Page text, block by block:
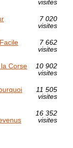
visites
7 020
visites
7 662
visites
Corse
10 902
visites
11 505
visites
16 352
visites